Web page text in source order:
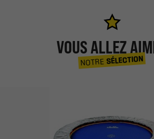
VOUS ALLEZ
NOTRESÉLECTION